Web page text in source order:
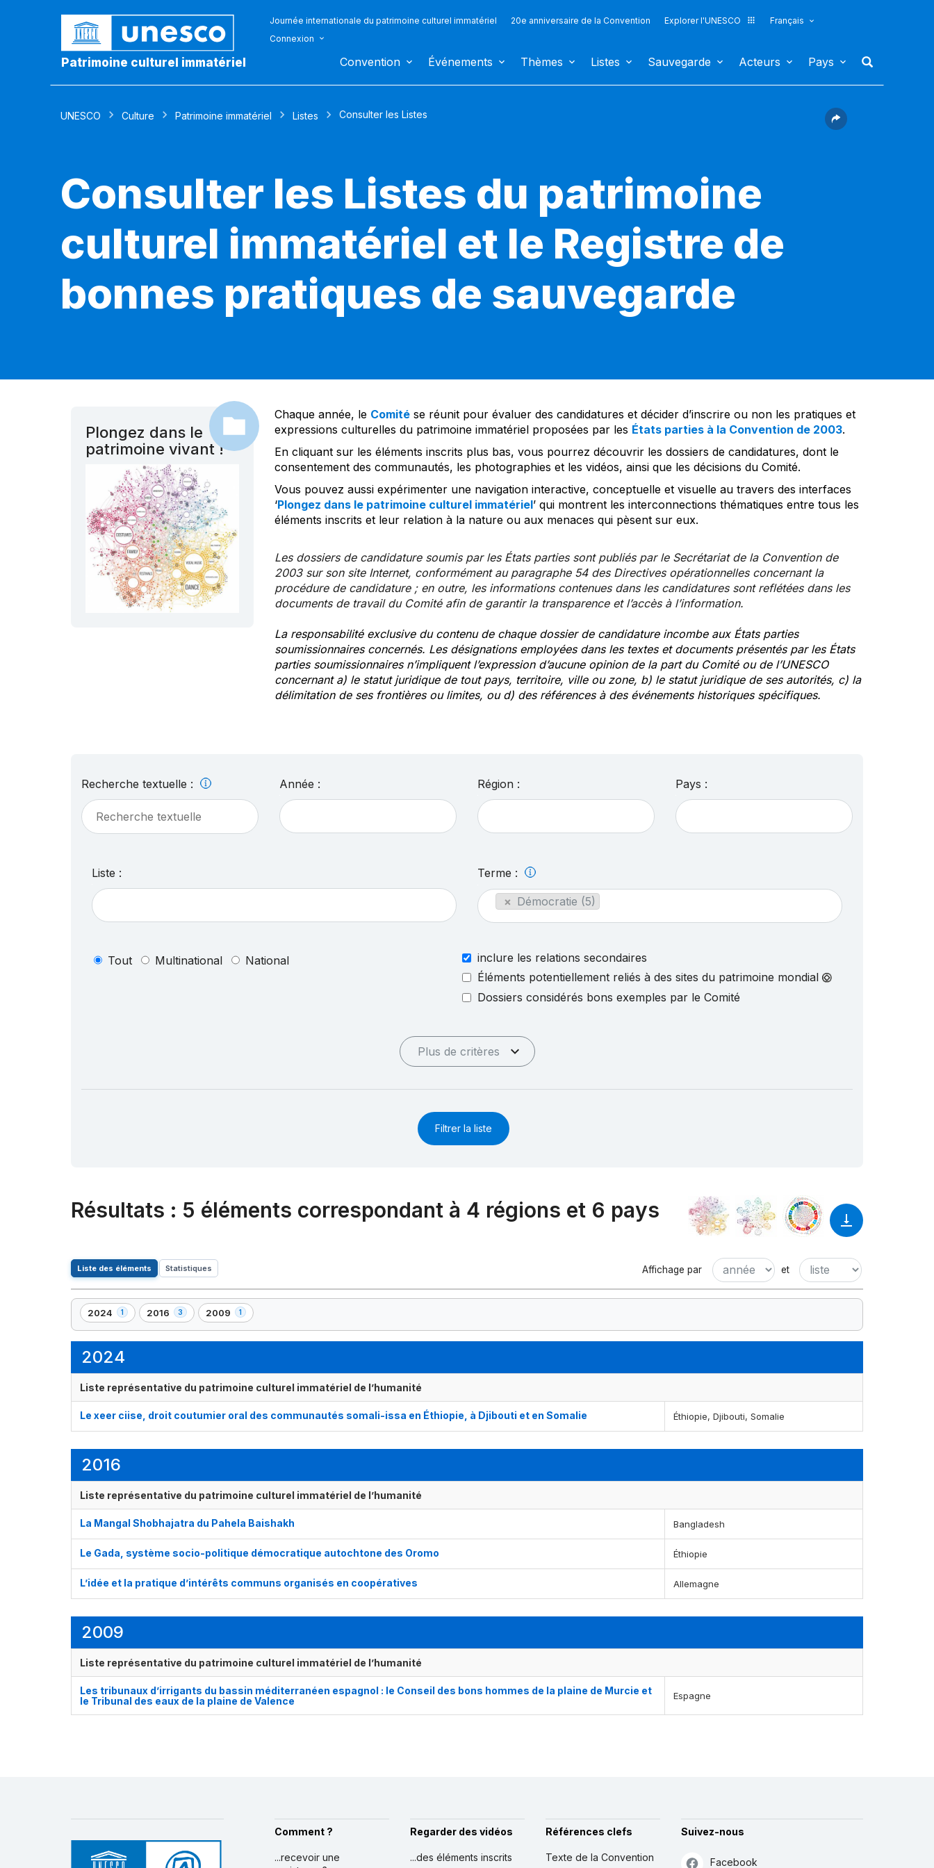
Patrimoine culturel immatériel
Journée internationale du patrimoine culturel immatériel 20e anniversaire de la Convention Explorer l'UNESCO
Français
Connexion
Convention Événements Thèmes Listes Sauvegarde Acteurs Pays
UNESCO Culture Patrimoine immatériel Listes Consulter les Listes
Consulter les Listes du patrimoine
culturel immatériel et le Registre de
bonnes pratiques de sauvegarde
Plongez dans le
patrimoine vivant !
Chaque année, le Comitése réunit pour évaluer des candidatures et décider d’inscrire ou non les pratiques et
expressions culturelles du patrimoine immatériel proposées par les États parties à la Convention de 2003.
En cliquant sur les éléments inscrits plus bas, vous pourrez découvrir les dossiers de candidatures, dont le
consentement des communautés, les photographies et les vidéos, ainsi que les décisions du Comité.
Vous pouvez aussi expérimenter une navigation interactive, conceptuelle et visuelle au travers des interfaces
‘Plongez dans le patrimoine culturel immatériel’ qui montrent les interconnections thématiques entre tous les
éléments inscrits et leur relation à la nature ou aux menaces qui pèsent sur eux.
Les dossiers de candidature soumis par les États parties sont publiés par le Secrétariat de la Convention de
2003 sur son site Internet, conformément au paragraphe 54 des Directives opérationnelles concernant la
procédure de candidature ; en outre, les informations contenues dans les candidatures sont reflétées dans les
documents de travail du Comité afin de garantir la transparence et l’accès à l’information.
La responsabilité exclusive du contenu de chaque dossier de candidature incombe aux États parties
soumissionnaires concernés. Les désignations employées dans les textes et documents présentés par les États
parties soumissionnaires n’impliquent l’expression d’aucune opinion de la part du Comité ou de l’UNESCO
concernant a) le statut juridique de tout pays, territoire, ville ou zone, b) le statut juridique de ses autorités, c) la
délimitation de ses frontières ou limites, ou d) des références à des événements historiques spécifiques.
Recherche textuelle : Année : Région : Pays :
Liste : Terme :
× Démocratie (5)
Tout Multinational National
inclure les relations secondaires
Éléments potentiellement reliés à des sites du patrimoine mondial
Dossiers considérés bons exemples par le Comité
Plus de critères
Filtrer la liste
Résultats : 5 éléments correspondant à 4 régions et 6 pays
Liste des éléments Statistiques Affichage par et
2024 1
,
1
2016 3
,
3
2009 1
,
1
2024
Liste représentative du patrimoine culturel immatériel de l’humanité
Le xeer ciise, droit coutumier oral des communautés somali-issa en Éthiopie, à Djibouti et en Somalie Éthiopie, Djibouti, Somalie
2016
Liste représentative du patrimoine culturel immatériel de l’humanité
La Mangal Shobhajatra du Pahela Baishakh Bangladesh
Le Gada, système socio-politique démocratique autochtone des Oromo Éthiopie
L’idée et la pratique d’intérêts communs organisés en coopératives Allemagne
2009
Liste représentative du patrimoine culturel immatériel de l’humanité
Les tribunaux d’irrigants du bassin méditerranéen espagnol : le Conseil des bons hommes de la plaine de Murcie et
le Tribunal des eaux de la plaine de Valence
Espagne
Comment ?
...recevoir une
Regarder des vidéos
...des éléments inscrits
Références clefs
Texte de la Convention
Suivez-nous
Facebook